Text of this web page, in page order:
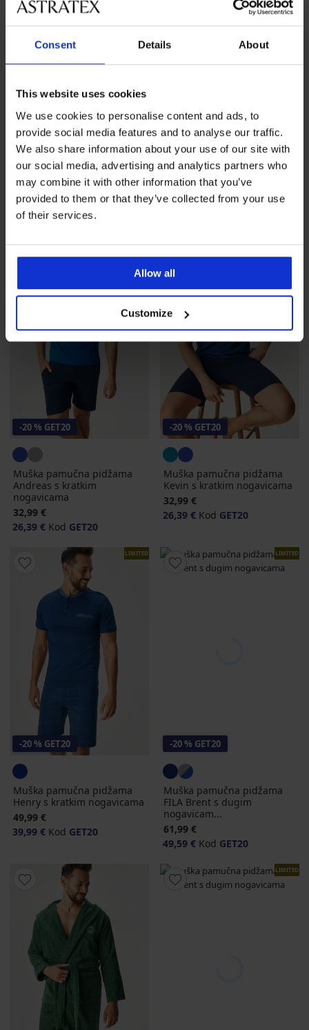
Consent Details About
This website uses cookies
We use cookies to personalise content and ads, to
provide social media features and to analyse our traffic.
We also share information about your use of our site with
our social media, advertising and analytics partners who
may combine it with other information that you’ve
provided to them or that they’ve collected from your use
of their services.
Allow all
Customize
-20 % GET20
Muška pamučna pidžama
Surf s kratkim nogavicama
45,99 €
36,79 €Kod GET20
-20 % GET20
Muška pamučna pidžama
Charlie s kratkim
nogavicama
32,99 €
-20 % GET20
Muška pamučna pidžama
Andreas s kratkim
nogavicama
32,99 €
26,39 € Kod GET20
-20 % GET20
Muška pamučna pidžama
Kevin s kratkim nogavicama
32,99 €
26,39 € Kod GET20
LIMITED
-20 % GET20
Muška pamučna pidžama
Henry s kratkim nogavicama
49,99 €
39,99 € Kod GET20
LIMITED
-20 % GET20
Muška pamučna pidžama
FILA Brent s dugim
nogavicam...
61,99 €
49,59 € Kod GET20
LIMITED